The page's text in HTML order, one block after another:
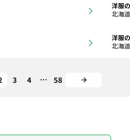
洋服
北海
洋服
北海
3 4 … 58